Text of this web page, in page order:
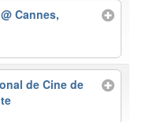
@ Cannes,
de Cine de